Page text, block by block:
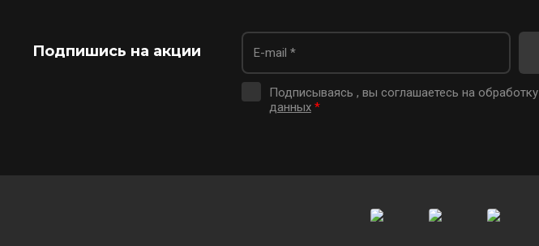
Подпишись на акции
Подписываясь , вы соглашаетесь на обработку
данных *